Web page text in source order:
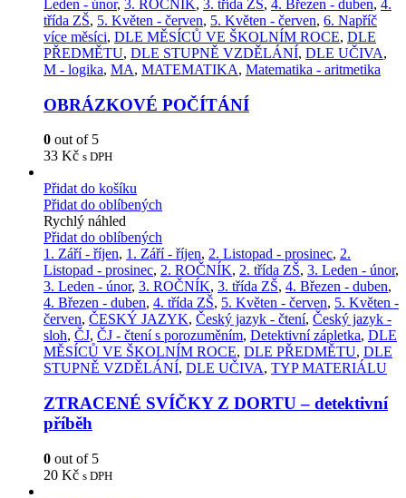
Leden - únor, 3. ROČNÍK, 3. třída ZŠ, 4. Březen - duben, 4.
třída ZŠ, 5. Květen - červen, 5. Květen - červen, 6. Napříč
více měsíci, DLE MĚSÍCŮ VE ŠKOLNÍM ROCE, DLE
PŘEDMĚTU, DLE STUPNĚ VZDĚLÁNÍ, DLE UČIVA,
M - logika, MA, MATEMATIKA, Matematika - aritmetika
OBRÁZKOVÉ POČÍTÁNÍ
0 out of 5
33 Kč s DPH
Přidat do košíku
Přidat do oblíbených
Rychlý náhled
Přidat do oblíbených
1. Září - říjen, 1. Září - říjen, 2. Listopad - prosinec, 2.
Listopad - prosinec, 2. ROČNÍK, 2. třída ZŠ, 3. Leden - únor,
3. Leden - únor, 3. ROČNÍK, 3. třída ZŠ, 4. Březen - duben,
4. Březen - duben, 4. třída ZŠ, 5. Květen - červen, 5. Květen -
červen, ČESKÝ JAZYK, Český jazyk - čtení, Český jazyk -
sloh, ČJ, ČJ - čtení s porozuměním, Detektivní zápletka, DLE
MĚSÍCŮ VE ŠKOLNÍM ROCE, DLE PŘEDMĚTU, DLE
STUPNĚ VZDĚLÁNÍ, DLE UČIVA, TYP MATERIÁLU
ZTRACENÉ SVÍČKY Z DORTU – detektivní
příběh
0 out of 5
20 Kč s DPH